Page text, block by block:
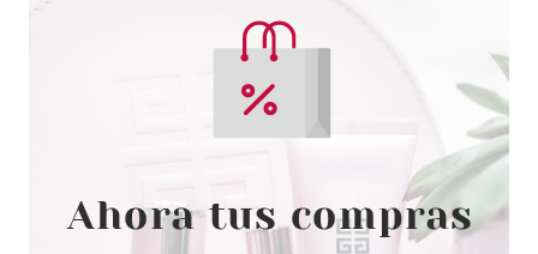
CLARINS
CLARINS MULTI INTENSIVE